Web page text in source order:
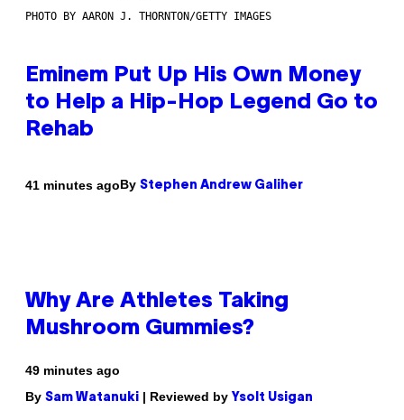
PHOTO BY AARON J. THORNTON/GETTY IMAGES
Eminem Put Up His Own Money
to Help a Hip-Hop Legend Go to
Rehab
41 minutes agoBy Stephen Andrew Galiher
Why Are Athletes Taking
Mushroom Gummies?
49 minutes ago
By Sam Watanuki | Reviewed by Ysolt Usigan